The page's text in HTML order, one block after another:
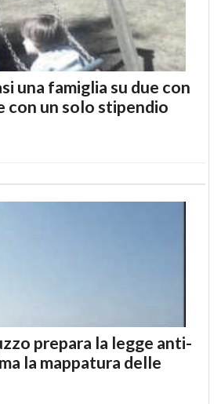
una famiglia su due con
con un solo stipendio
prepara la legge anti-
la mappatura delle